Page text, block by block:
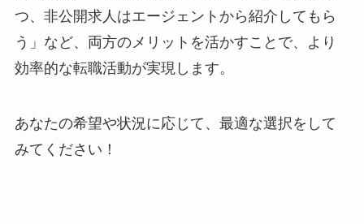
つ、非公開求人はエージェントから紹介してもら
う」など、両方のメリットを活かすことで、より
効率的な転職活動が実現します。
あなたの希望や状況に応じて、最適な選択をして
みてください！